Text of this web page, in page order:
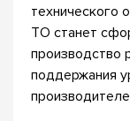
технического
ТО станет
производство
поддержания